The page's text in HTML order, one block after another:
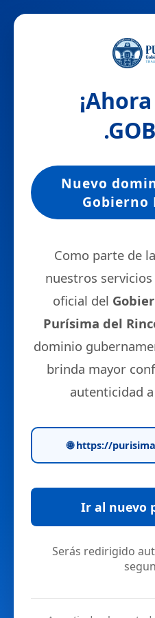
Nuevo
Gobierno
Como parte de
nuestros
oficial del
Purísima del
dominio
brinda mayor
autenticidad
🌐 https://
Ir al nuevo
Serás redirigido